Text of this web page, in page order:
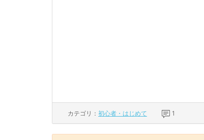
カテゴリ： 初心者・はじめて 1